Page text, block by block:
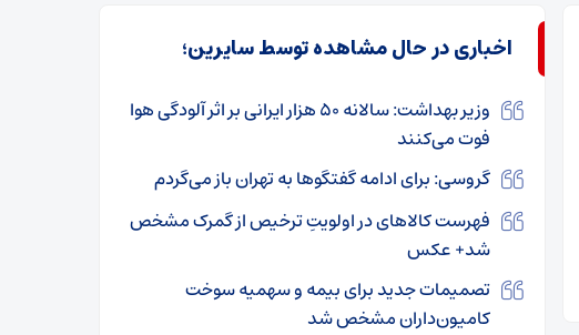
اخباری در حال مشاهده توسط سایرین؛
وزیر بهداشت: سالانه ۵۰ هزار ایرانی بر اثر آلودگی هوا
فوت می‌کنند
گروسی: برای ادامه گفتگوها به تهران باز می‌گردم
فهرست کالاهای در اولویت‌ِ ترخیص از گمرک مشخص
شد+ عکس
تصمیمات جدید برای بیمه و سهمیه سوخت
کامیون‌داران مشخص شد